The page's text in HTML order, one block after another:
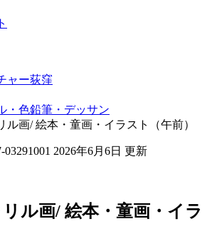
ャー荻窪
・色鉛筆・デッサン
ル画/ 絵本・童画・イラスト（午前）
2026年6月6日 更新
ル画/ 絵本・童画・イラ